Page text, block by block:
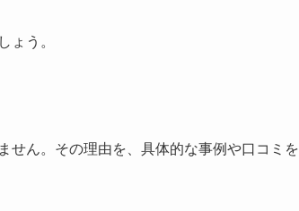
ょう。
せん。その理由を、具体的な事例や口コミを